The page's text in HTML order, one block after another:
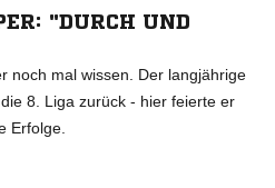
"DURCH UND
noch mal wissen. Der langjährige
8. Liga zurück - hier feierte er
Erfolge.